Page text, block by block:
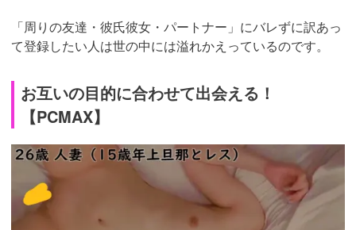
「周りの友達・彼氏彼女・パートナー」にバレずに訳あっ
て登録したい人は世の中には溢れかえっているのです。
お互いの目的に合わせて出会える！
【PCMAX】
https://pcmax.jp/lp/?
ad_id=rm307152